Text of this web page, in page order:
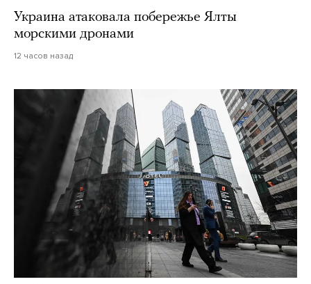
Украина атаковала побережье Ялты
морскими дронами
12 часов назад